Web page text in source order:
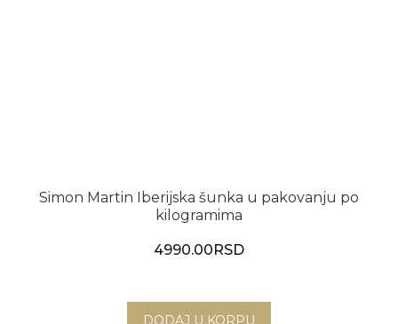
Simon Martin Iberijska šunka u pakovanju po
kilogramima
4990.00 RSD